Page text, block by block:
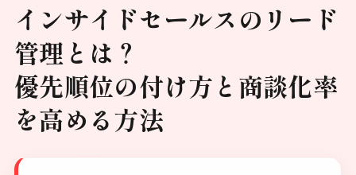
インサイドセールスのリード
管理とは？
優先順位の付け方と商談化率
を高める方法